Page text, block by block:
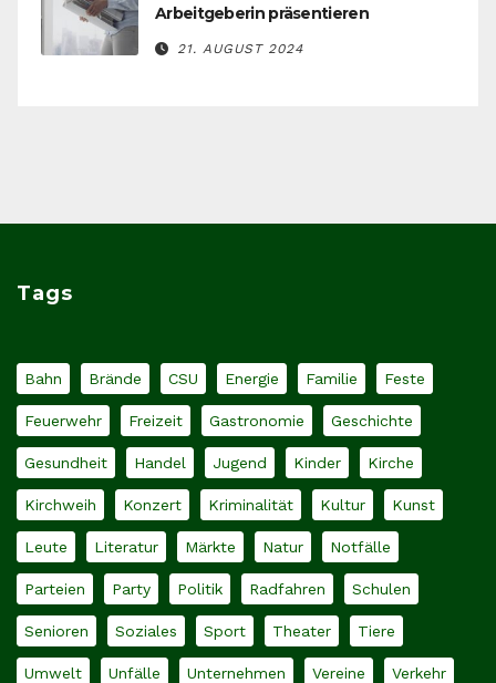
Arbeitgeberin präsentieren
21. AUGUST 2024
Tags
Bahn Brände CSU Energie Familie Feste
Feuerwehr Freizeit Gastronomie Geschichte
Gesundheit Handel Jugend Kinder Kirche
Kirchweih Konzert Kriminalität Kultur Kunst
Leute Literatur Märkte Natur Notfälle
Parteien Party Politik Radfahren Schulen
Senioren Soziales Sport Theater Tiere
Umwelt Unfälle Unternehmen Vereine Verkehr